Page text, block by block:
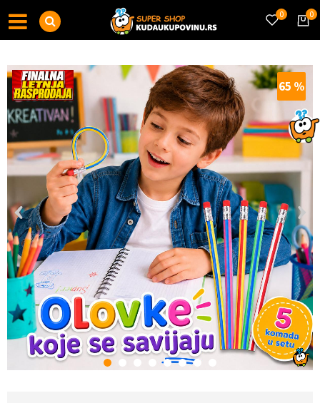
0
0
1 3 5 6 7
65 %